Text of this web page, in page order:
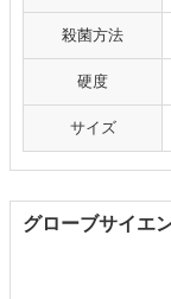
殺菌方法
硬度
サイズ
グローブサイエ